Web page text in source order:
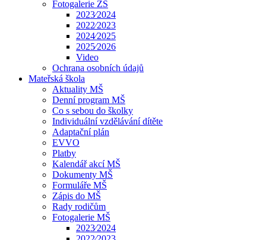
Fotogalerie ZŠ
2023⁄2024
2022⁄2023
2024⁄2025
2025⁄2026
Video
Ochrana osobních údajů
Mateřská škola
Aktuality MŠ
Denní program MŠ
Co s sebou do školky
Individuální vzdělávání dítěte
Adaptační plán
EVVO
Platby
Kalendář akcí MŠ
Dokumenty MŠ
Formuláře MŠ
Zápis do MŠ
Rady rodičům
Fotogalerie MŠ
2023⁄2024